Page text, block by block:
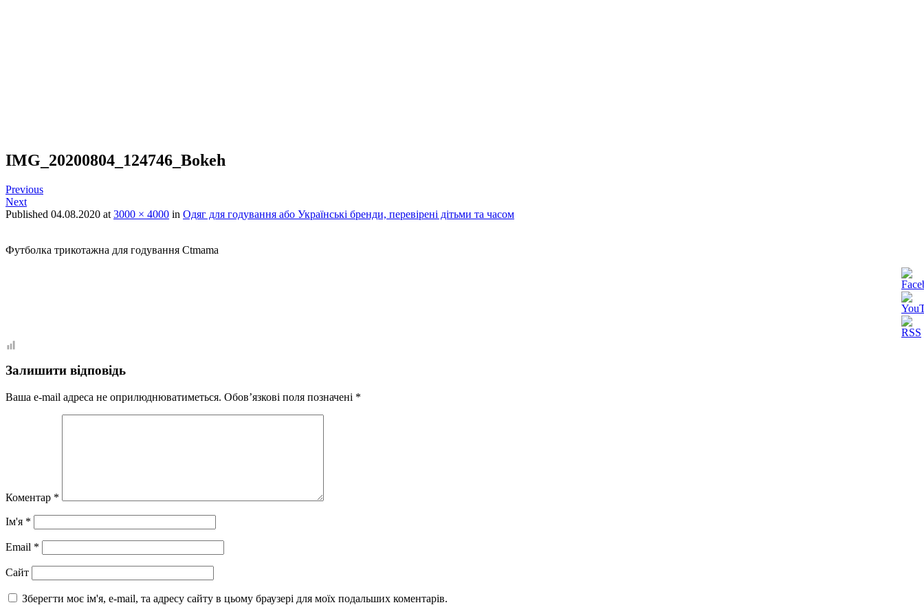
IMG_20200804_124746_Bokeh
Previous
Next
Published 04.08.2020 at 3000 × 4000 in Одяг для годування або Українські бренди, перевірені дітьми та часом
Футболка трикотажна для годування Ctmama
Залишити відповідь
Ваша e-mail адреса не оприлюднюватиметься. Обов’язкові поля позначені *
Коментар *
Ім'я *
Email *
Сайт
Зберегти моє ім'я, e-mail, та адресу сайту в цьому браузері для моїх подальших коментарів.